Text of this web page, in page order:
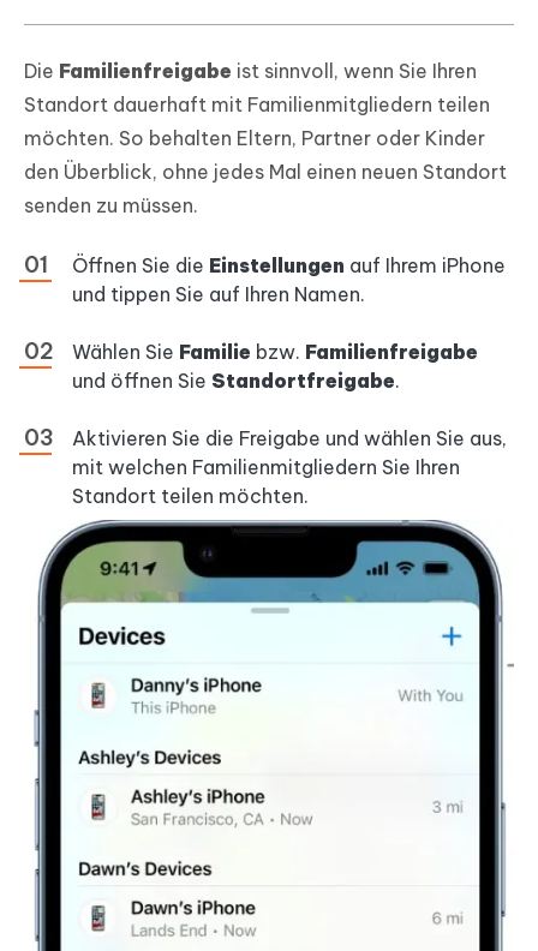
Die Familienfreigabe ist sinnvoll, wenn Sie Ihren
Standort dauerhaft mit Familienmitgliedern teilen
möchten. So behalten Eltern, Partner oder Kinder
den Überblick, ohne jedes Mal einen neuen Standort
senden zu müssen.
Öffnen Sie die Einstellungen auf Ihrem iPhone
und tippen Sie auf Ihren Namen.
Wählen Sie Familie bzw. Familienfreigabe
und öffnen Sie Standortfreigabe.
Aktivieren Sie die Freigabe und wählen Sie aus,
mit welchen Familienmitgliedern Sie Ihren
Standort teilen möchten.